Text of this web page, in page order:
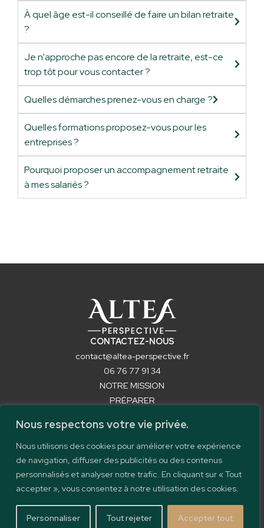
Nous respectons votre vie privée.
Nous utilisons des cookies pour améliorer votre expérience
de navigation, diffuser des publicités ou des contenus
personnalisés et analyser notre trafic. En cliquant sur « Tout
accepter », vous consentez à notre utilisation des cookies.
Personnaliser Tout rejeter Accepter tout
À quel âge est-il conseillé de faire un bilan retraite
?
Je n'approche pas encore de la retraite, est-ce
trop tôt pour vous contacter ?
Quelles démarches prenez-vous en charge ?
Quelles formations proposez-vous pour les
entreprises ?
Pourquoi proposer un accompagnement retraite
à mes salariés ?
CONTACTEZ-NOUS
contact@altea-perspective.fr
06 76 77 91 34
NOTRE MISSION
PRÉPARER
OBTENIR VOTRE RÉVERSION
FORMATIONS
CONTACT
© 2024 -ALTEAPERSPECTIVE